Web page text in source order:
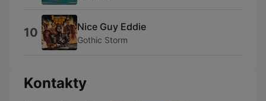
10 Nice Guy Eddie
Gothic Storm
Kontakty